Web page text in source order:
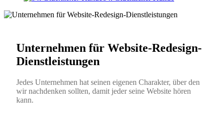
Unternehmen für Website-Redesign-
Dienstleistungen
Jedes Unternehmen hat seinen eigenen Charakter, über den
wir nachdenken sollten, damit jeder seine Website hören
kann.